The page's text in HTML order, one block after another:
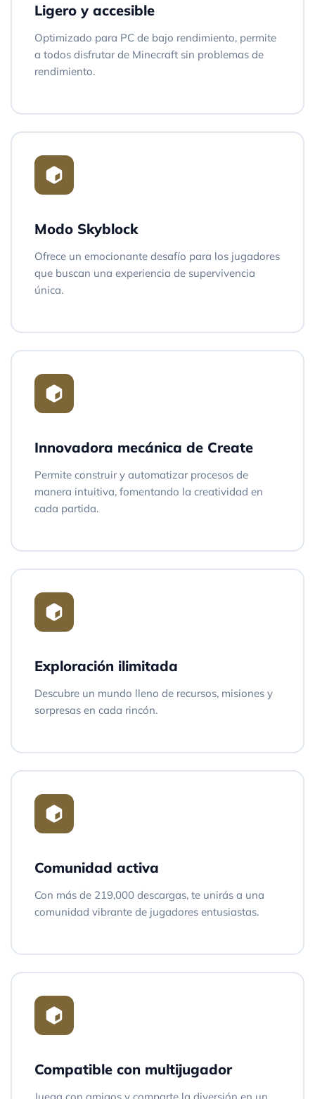
Ligero y accesible
Optimizado para PC de bajo rendimiento, permite
a todos disfrutar de Minecraft sin problemas de
rendimiento.
Modo Skyblock
Ofrece un emocionante desafío para los jugadores
que buscan una experiencia de supervivencia
única.
Innovadora mecánica de Create
Permite construir y automatizar procesos de
manera intuitiva, fomentando la creatividad en
cada partida.
Exploración ilimitada
Descubre un mundo lleno de recursos, misiones y
sorpresas en cada rincón.
Comunidad activa
Con más de 219,000 descargas, te unirás a una
comunidad vibrante de jugadores entusiastas.
Compatible con multijugador